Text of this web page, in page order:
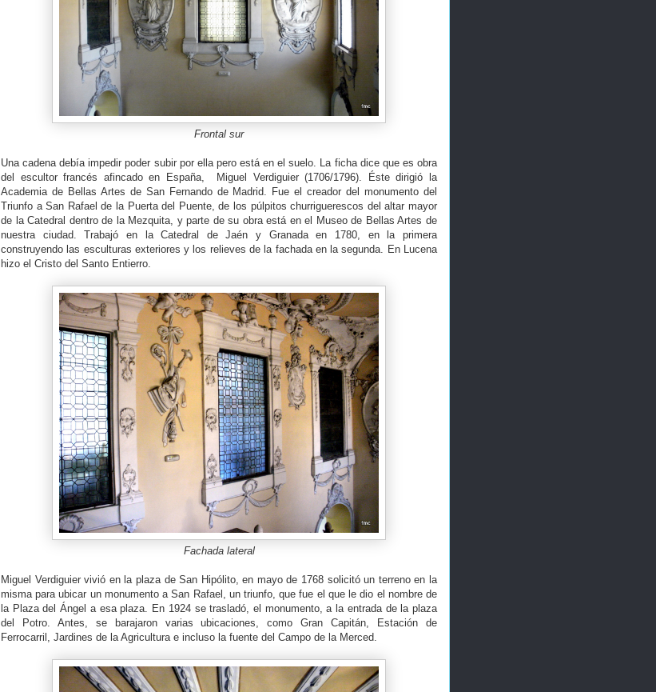
Frontal sur
Una cadena debía impedir poder subir por ella pero está en el suelo. La ficha dice que es obra
del escultor francés afincado en España, Miguel Verdiguier (1706/1796). Éste dirigió la
Academia de Bellas Artes de San Fernando de Madrid. Fue el creador del monumento del
Triunfo a San Rafael de la Puerta del Puente, de los púlpitos churriguerescos del altar mayor
de la Catedral dentro de la Mezquita, y parte de su obra está en el Museo de Bellas Artes de
nuestra ciudad. Trabajó en la Catedral de Jaén y Granada en 1780, en la primera
construyendo las esculturas exteriores y los relieves de la fachada en la segunda. En Lucena
hizo el Cristo del Santo Entierro.
Fachada lateral
Miguel Verdiguier vivió en la plaza de San Hipólito, en mayo de 1768 solicitó un terreno en la
misma para ubicar un monumento a San Rafael, un triunfo, que fue el que le dio el nombre de
la Plaza del Ángel a esa plaza. En 1924 se trasladó, el monumento, a la entrada de la plaza
del Potro. Antes, se barajaron varias ubicaciones, como Gran Capitán, Estación de
Ferrocarril, Jardines de la Agricultura e incluso la fuente del Campo de la Merced.